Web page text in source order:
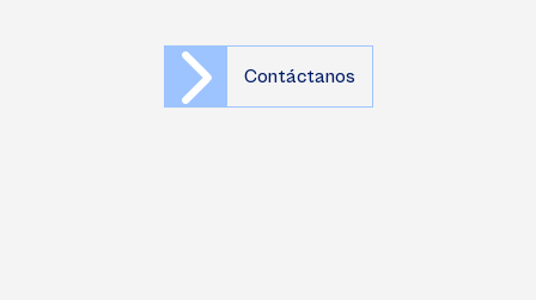
Contáctanos